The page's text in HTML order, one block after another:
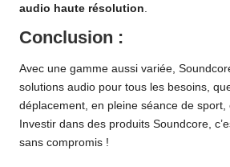
audio haute résolution
Conclusion :
Avec une gamme aussi variée,
solutions audio pour tous les besoins,
déplacement, en pleine séance de sport,
Investir dans des produits Soundcore,
sans compromis !